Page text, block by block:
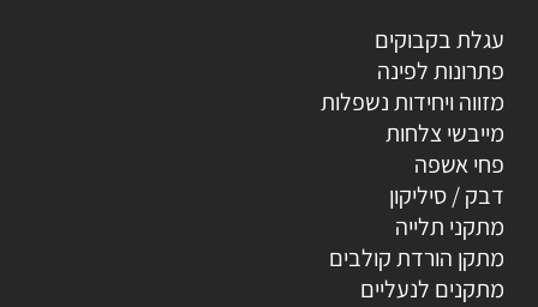
עגלת בקבוקים
פתרונות לפינה
מזווה ויחידות נשפלות
מייבשי צלחות
פחי אשפה
דבק / סיליקון
מתקני תלייה
מתקן הורדת קולבים
מתקנים לנעליים